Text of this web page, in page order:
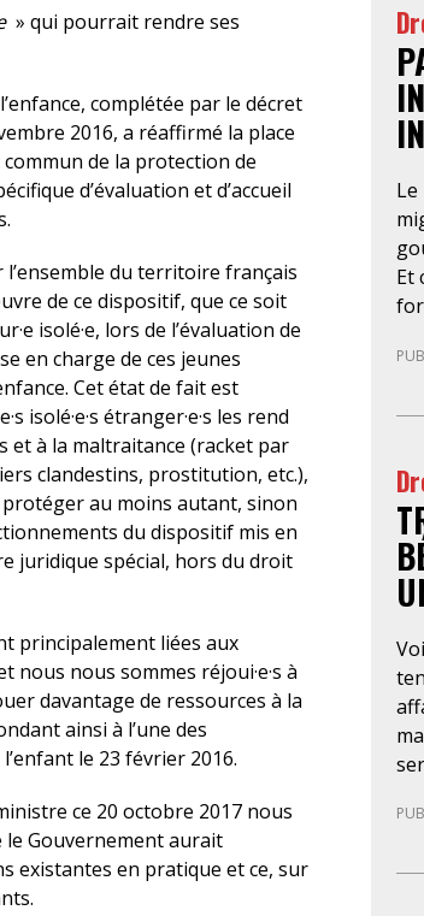
» qui pourrait rendre ses
complétée par le décret
2016, a réaffirmé la place
commun de la protection de
d’évaluation et d’accueil
du territoire français
de ce dispositif, que ce soit
isolé·e, lors de l’évaluation de
en charge de ces jeunes
Cet état de fait est
isolé·e·s étranger·e·s les rend
et à la maltraitance (racket par
clandestins, prostitution, etc.),
au moins autant, sinon
du dispositif mis en
juridique spécial, hors du droit
principalement liées aux
nous sommes réjoui·e·s à
davantage de ressources à la
ainsi à l’une des
le 23 février 2016.
ce 20 octobre 2017 nous
Gouvernement aurait
existantes en pratique et ce, sur
Et
le
et